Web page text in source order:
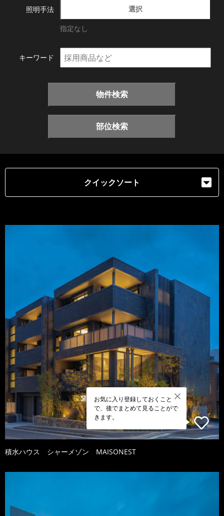
照明手法 選択
指定なし
キーワード
物件検索
部位検索
クイックソート
お気に入り登録しておくこと
で、後でまとめて見ることがで
きます。
積水ハウス シャーメゾン MAISONEST